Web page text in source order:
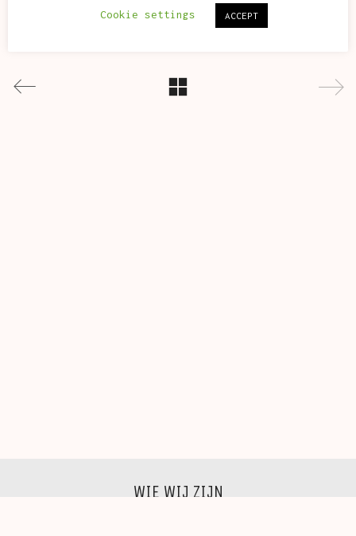
WIE WIJ ZIJN
Cookie settings
ACCEPT